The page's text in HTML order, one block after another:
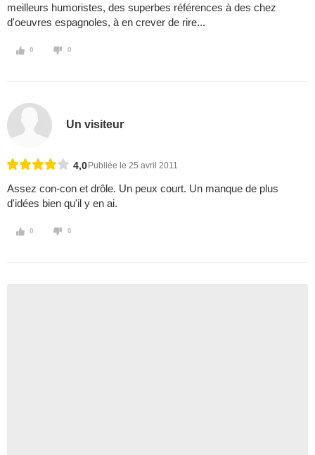
meilleurs humoristes, des superbes références à des chez
d'oeuvres espagnoles, à en crever de rire...
0 0
Un visiteur
4,0 Publiée le 25 avril 2011
Assez con-con et drôle. Un peux court. Un manque de plus
d'idées bien qu'il y en ai.
0 0